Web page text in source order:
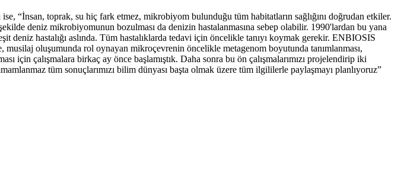
“İnsan, toprak, su hiç fark etmez, mikrobiyom bulunduğu tüm habitatların sağlığını doğrudan etkiler.
deniz mikrobiyomunun bozulması da denizin hastalanmasına sebep olabilir. 1990'lardan bu yana
hastalığı aslında. Tüm hastalıklarda tedavi için öncelikle tanıyı koymak gerekir. ENBIOSIS
oluşumunda rol oynayan mikroçevrenin öncelikle metagenom boyutunda tanımlanması,
için çalışmalara birkaç ay önce başlamıştık. Daha sonra bu ön çalışmalarımızı projelendirip iki
tüm sonuçlarımızı bilim dünyası başta olmak üzere tüm ilgililerle paylaşmayı planlıyoruz”